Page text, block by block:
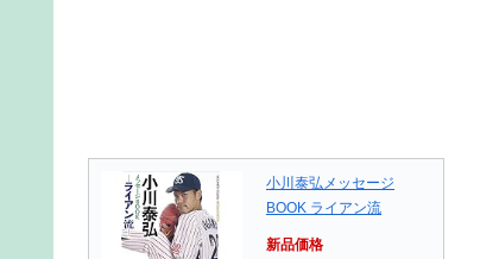
小川泰弘メッセージ
BOOK ライアン流
新品価格